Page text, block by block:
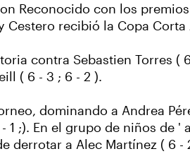
Reconocido con los
Cestero recibió la Copa Corta
contra Sebastien Torres (
( 6 - 3 ; 6 - 2 ).
dominando a Andrea
1 ;). En el grupo de niños
derrotar a Alec Martínez ( 6 -